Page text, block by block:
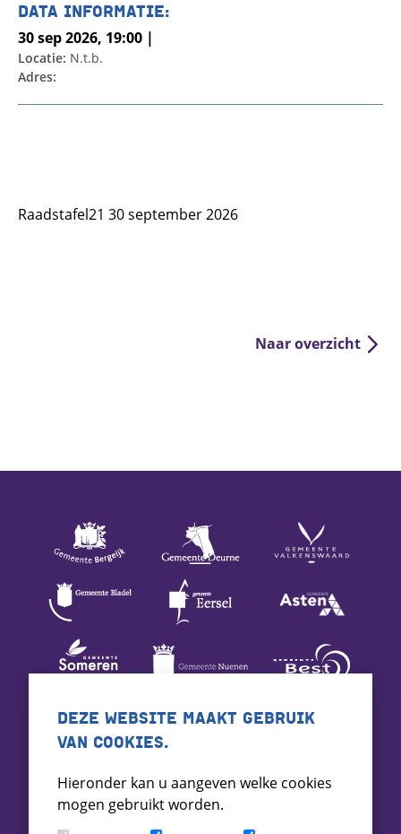
DATA INFORMATIE:
30 sep 2026, 19:00 |
Locatie: N.t.b.
Adres:
Raadstafel21 30 september 2026
Naar overzicht
DEZE WEBSITE MAAKT GEBRUIK
VAN COOKIES.
Hieronder kan u aangeven welke cookies
mogen gebruikt worden.